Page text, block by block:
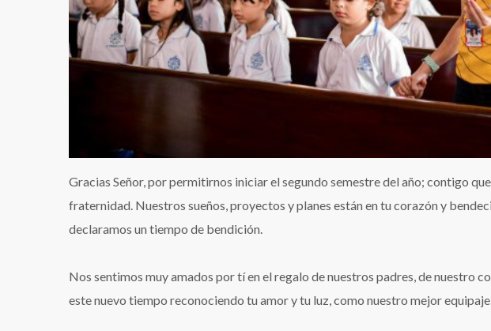
Gracias Señor, por permitirnos iniciar el segundo semestre del año; contigo
fraternidad. Nuestros sueños, proyectos y planes están en tu corazón y
declaramos un tiempo de bendición.
Nos sentimos muy amados por tí en el regalo de nuestros padres, de nuestro
este nuevo tiempo reconociendo tu amor y tu luz, como nuestro mejor equipaje.